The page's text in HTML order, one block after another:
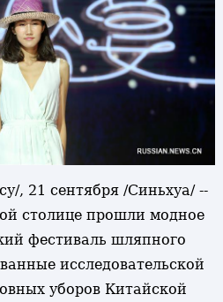
, 21 сентября /Синьхуа/ --
столице прошли модное
фестиваль шляпного
исследовательской
уборов Китайской